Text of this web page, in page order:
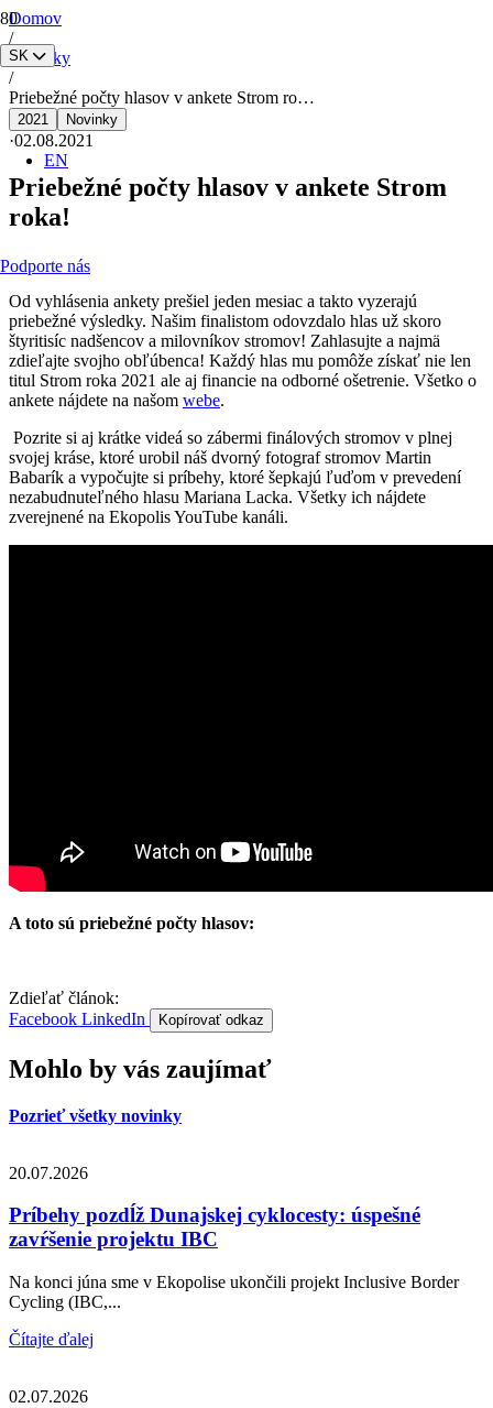
SK
EN
Podporte nás
Domov
/
Novinky
/
Priebežné počty hlasov v ankete Strom ro…
2021 Novinky
·02.08.2021
Priebežné počty hlasov v ankete Strom
roka!
Od vyhlásenia ankety prešiel jeden mesiac a takto vyzerajú
priebežné výsledky. Našim finalistom odovzdalo hlas už skoro
štyritisíc nadšencov a milovníkov stromov! Zahlasujte a najmä
zdieľajte svojho obľúbenca! Každý hlas mu pomôže získať nie len
titul Strom roka 2021 ale aj financie na odborné ošetrenie. Všetko o
ankete nájdete na našom webe.
Pozrite si aj krátke videá so zábermi finálových stromov v plnej
svojej kráse, ktoré urobil náš dvorný fotograf stromov Martin
Babarík a vypočujte si príbehy, ktoré šepkajú ľuďom v prevedení
nezabudnuteľného hlasu Mariana Lacka. Všetky ich nájdete
zverejnené na Ekopolis YouTube kanáli.
A toto sú priebežné počty hlasov:
Zdieľať článok:
Facebook LinkedIn Kopírovať odkaz
Mohlo by vás zaujímať
Pozrieť všetky novinky
20.07.2026
Príbehy pozdĺž Dunajskej cyklocesty: úspešné
zavŕšenie projektu IBC
Na konci júna sme v Ekopolise ukončili projekt Inclusive Border
Cycling (IBC,...
Čítajte ďalej
02.07.2026